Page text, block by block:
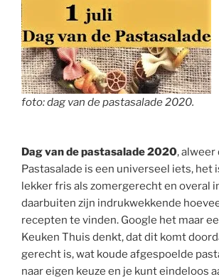
foto: dag van de pastasalade 2020.
Dag van de pastasalade 2020, alweer
Pastasalade is een universeel iets, het
lekker fris als zomergerecht en overal
daarbuiten zijn indrukwekkende
recepten te vinden. Google het maar
Keuken Thuis denkt, dat dit komt
gerecht is, wat koude afgespoelde
naar eigen keuze en je kunt eindeloos